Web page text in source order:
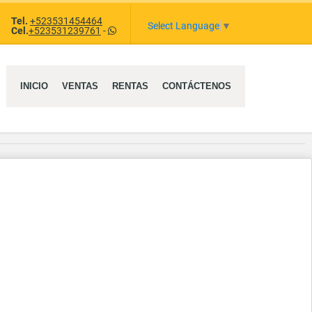
Tel. +523531454464
Cel.+523531239761 - Select Language ▼
INICIO VENTAS RENTAS CONTÁCTENOS